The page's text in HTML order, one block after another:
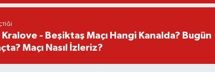
Kralove - Beşiktaş Maçı Hangi Kanalda? Bugün
Maçı Nasıl İzleriz?